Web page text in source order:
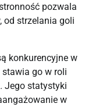
pozwala
od strzelania goli
konkurencyjne w
go w roli
Jego statystyki
w